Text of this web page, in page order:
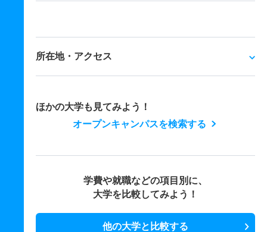
所在地・アクセス
ほかの大学も見てみよう！
オープンキャンパスを検索する
学費や就職などの項目別に、
大学を比較してみよう！
他の大学と比較する